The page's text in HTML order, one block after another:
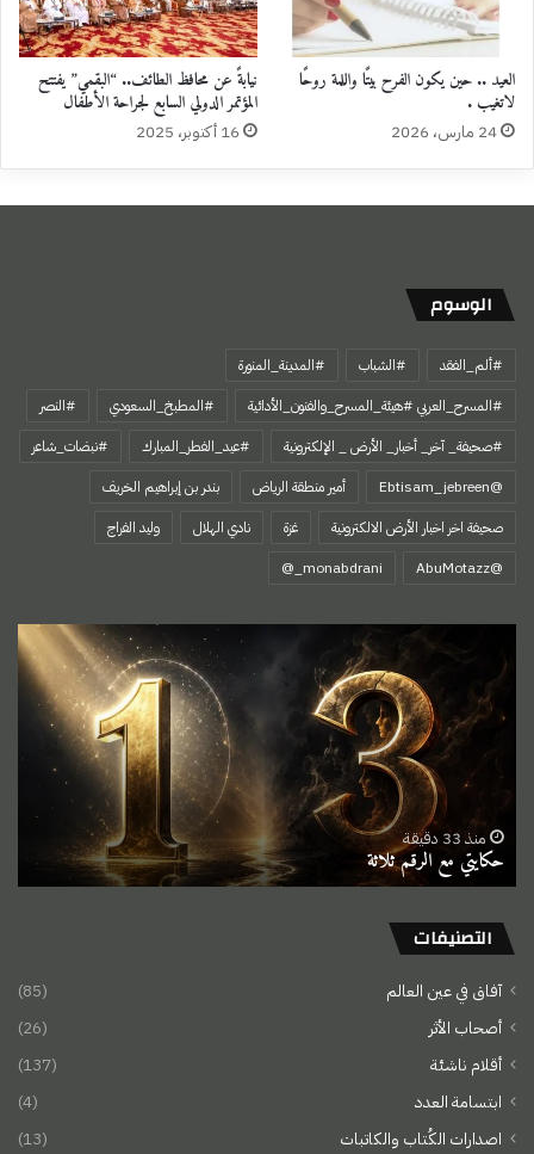
العيد .. حين يكون الفرح بيتًا واللمة روحًا
لاتغيب .
24 مارس، 2026
نيابةً عن محافظ الطائف.. “البقمي” يفتتح
المؤتمر الدولي السابع لجراحة الأطفال
16 أكتوبر، 2025
الوسوم
#ألم_الفقد #الشباب
#المدينة_المنورة
#المسرح_العربي #هيئة_المسرح_والفنون_الأدائية
#المطبخ_السعودي
#النصر
#صحيفة_ آخر_ أخبار_ الأرض _ الإلكترونية
#عيد_الفطر_المبارك
#نبضات_شاعر
@Ebtisam_jebreen
أمير منطقة الرياض
بندر بن إبراهيم الخريف
صحيفة اخر اخبار الأرض الالكترونية
غزة نادي الهلال
وليد الفراج
‏@AbuMotazz
مع
ثلاثة
منذ 33 دقيقة
حكايتي مع الرقم ثلاثة
التصنيفات
آفاق في عين العالم
(85)
أصحاب الأثر
(26)
أقلام ناشئة
(137)
ابتسامة العدد
(4)
اصدارات الكُتاب والكاتبات
(13)